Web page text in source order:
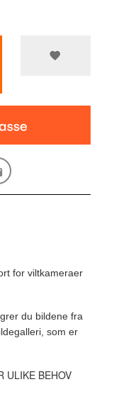
for viltkameraer
du bildene fra
som er
ULIKE BEHOV